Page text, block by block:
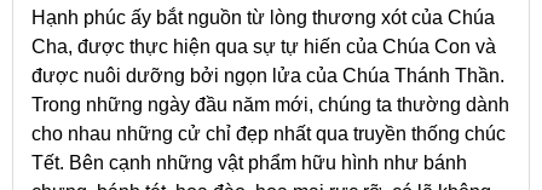
Hạnh phúc ấy bắt nguồn từ lòng thương xót của Chúa
Cha, được thực hiện qua sự tự hiến của Chúa Con và
được nuôi dưỡng bởi ngọn lửa của Chúa Thánh Thần.
Trong những ngày đầu năm mới, chúng ta thường dành
cho nhau những cử chỉ đẹp nhất qua truyền thống chúc
Tết. Bên cạnh những vật phẩm hữu hình như bánh